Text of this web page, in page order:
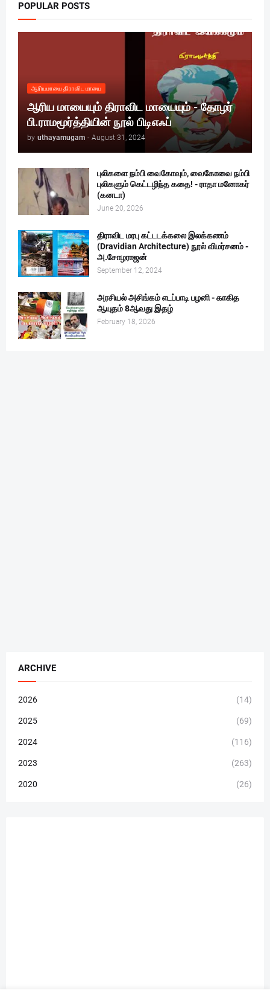
POPULAR POSTS
ஆரியமாயை திராவிட மாயை
ஆரிய மாயையும் திராவிட மாயையும் - தோழர்
பி.ராமமூர்த்தியின் நூல் பிடிஎஃப்
by uthayamugam - August 31, 2024
புலிகளை நம்பி வைகோவும், வைகோவை நம்பி
புலிகளும் கெட்டழிந்த கதை! - ராதா மனோகர்
(கனடா)
June 20, 2026
திராவிட மரபு கட்டடக்கலை இலக்கணம்
(Dravidian Architecture) நூல் விமர்சனம் -
அ.சோழராஜன்
September 12, 2024
அரசியல் அசிங்கம் எடப்பாடி பழனி - காகித
ஆயுதம் 8ஆவது இதழ்
February 18, 2026
ARCHIVE
2026 (14)
2025 (69)
2024 (116)
2023 (263)
2020 (26)